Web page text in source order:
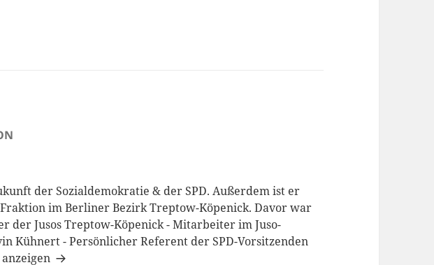
der Sozialdemokratie & der SPD. Außerdem ist er
im Berliner Bezirk Treptow-Köpenick. Davor war
der Jusos Treptow-Köpenick - Mitarbeiter im Juso-
Kühnert - Persönlicher Referent der SPD-Vorsitzenden